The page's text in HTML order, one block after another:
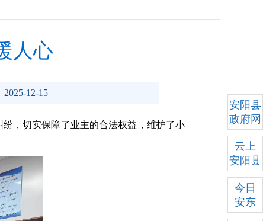
人心
2025-12-15
，切实保障了业主的合法权益，维护了小
安阳县
政府网
云上
安阳县
今日
安东